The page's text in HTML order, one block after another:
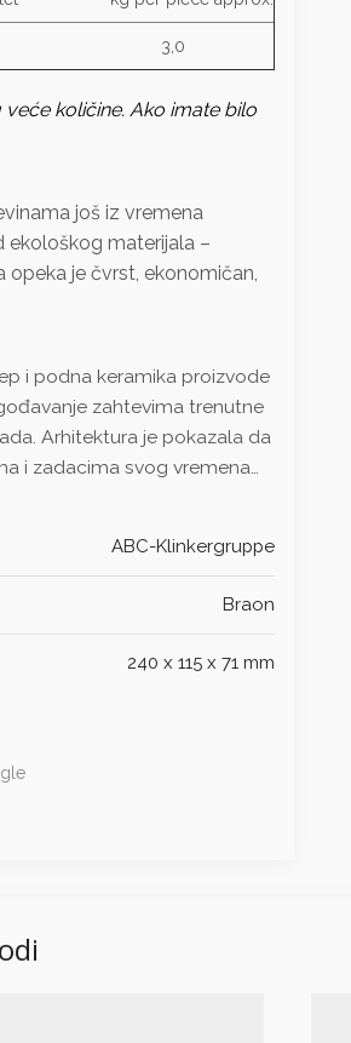
3,0
količine. Ako imate bilo
još iz vremena
ekološkog materijala –
opeka je čvrst, ekonomičan,
i podna keramika proizvode
zahtevima trenutne
Arhitektura je pokazala da
i zadacima svog vremena…
ABC-Klinkergruppe
Braon
240 x 115 x 71 mm